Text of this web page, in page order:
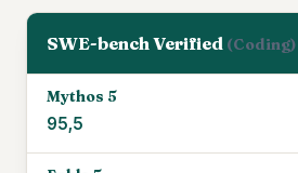
SWE-bench Verified (Coding)
95,5